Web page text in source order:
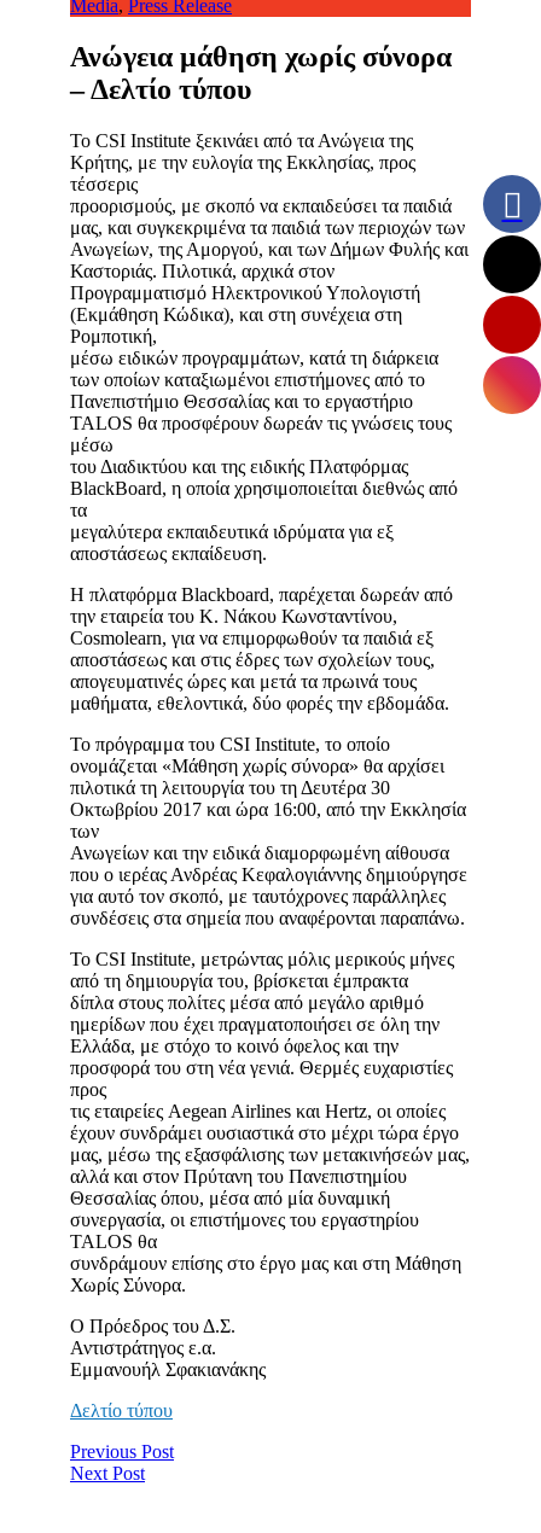
Media, Press Release
Ανώγεια μάθηση χωρίς σύνορα
– Δελτίο τύπου
Το CSI Institute ξεκινάει από τα Ανώγεια της
Κρήτης, με την ευλογία της Εκκλησίας, προς
τέσσερις
προορισμούς, με σκοπό να εκπαιδεύσει τα παιδιά
μας, και συγκεκριμένα τα παιδιά των περιοχών των
Ανωγείων, της Αμοργού, και των Δήμων Φυλής και
Καστοριάς. Πιλοτικά, αρχικά στον
Προγραμματισμό Ηλεκτρονικού Υπολογιστή
(Εκμάθηση Κώδικα), και στη συνέχεια στη
Ρομποτική,
μέσω ειδικών προγραμμάτων, κατά τη διάρκεια
των οποίων καταξιωμένοι επιστήμονες από το
Πανεπιστήμιο Θεσσαλίας και το εργαστήριο
TALOS θα προσφέρουν δωρεάν τις γνώσεις τους
μέσω
του Διαδικτύου και της ειδικής Πλατφόρμας
BlackBoard, η οποία χρησιμοποιείται διεθνώς από
τα
μεγαλύτερα εκπαιδευτικά ιδρύματα για εξ
αποστάσεως εκπαίδευση.
Η πλατφόρμα Blackboard, παρέχεται δωρεάν από
την εταιρεία του Κ. Νάκου Κωνσταντίνου,
Cosmolearn, για να επιμορφωθούν τα παιδιά εξ
αποστάσεως και στις έδρες των σχολείων τους,
απογευματινές ώρες και μετά τα πρωινά τους
μαθήματα, εθελοντικά, δύο φορές την εβδομάδα.
Το πρόγραμμα του CSI Institute, το οποίο
ονομάζεται «Μάθηση χωρίς σύνορα» θα αρχίσει
πιλοτικά τη λειτουργία του τη Δευτέρα 30
Οκτωβρίου 2017 και ώρα 16:00, από την Εκκλησία
των
Ανωγείων και την ειδικά διαμορφωμένη αίθουσα
που ο ιερέας Ανδρέας Κεφαλογιάννης δημιούργησε
για αυτό τον σκοπό, με ταυτόχρονες παράλληλες
συνδέσεις στα σημεία που αναφέρονται παραπάνω.
Το CSI Institute, μετρώντας μόλις μερικούς μήνες
από τη δημιουργία του, βρίσκεται έμπρακτα
δίπλα στους πολίτες μέσα από μεγάλο αριθμό
ημερίδων που έχει πραγματοποιήσει σε όλη την
Ελλάδα, με στόχο το κοινό όφελος και την
προσφορά του στη νέα γενιά. Θερμές ευχαριστίες
προς
τις εταιρείες Aegean Airlines και Hertz, οι οποίες
έχουν συνδράμει ουσιαστικά στο μέχρι τώρα έργο
μας, μέσω της εξασφάλισης των μετακινήσεών μας,
αλλά και στον Πρύτανη του Πανεπιστημίου
Θεσσαλίας όπου, μέσα από μία δυναμική
συνεργασία, οι επιστήμονες του εργαστηρίου
TALOS θα
συνδράμουν επίσης στο έργο μας και στη Μάθηση
Χωρίς Σύνορα.
Ο Πρόεδρος του Δ.Σ.
Αντιστράτηγος ε.α.
Εμμανουήλ Σφακιανάκης
Δελτίο τύπου
Previous Post
Next Post